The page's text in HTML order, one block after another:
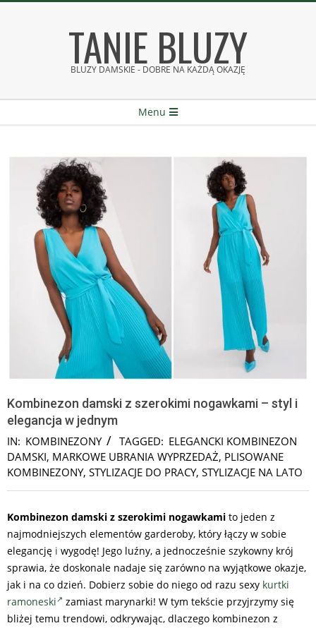
TANIE BLUZY
BLUZY DAMSKIE - DOBRE NA KAŻDĄ OKAZJĘ
Menu
Kombinezon damski z szerokimi nogawkami – styl i
elegancja w jednym
IN: KOMBINEZONY TAGGED: ELEGANCKI KOMBINEZON
DAMSKI, MARKOWE UBRANIA WYPRZEDAŻ, PLISOWANE
KOMBINEZONY, STYLIZACJE DO PRACY, STYLIZACJE NA LATO
Kombinezon damski z szerokimi nogawkami to jeden z
najmodniejszych elementów garderoby, który łączy w sobie
elegancję i wygodę! Jego luźny, a jednocześnie szykowny krój
sprawia, że doskonale nadaje się zarówno na wyjątkowe okazje,
jak i na co dzień. Dobierz sobie do niego od razu sexy kurtki
ramoneski
zamiast marynarki! W tym tekście przyjrzymy się
bliżej temu trendowi, odkrywając, dlaczego kombinezon z